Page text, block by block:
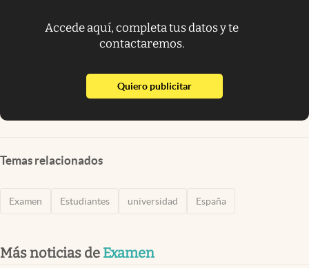
Accede aquí, completa tus datos y te
contactaremos.
Quiero publicitarabre en nueva pestaña
Temas relacionados
Examen Estudiantes universidad España
Más noticias de Examen